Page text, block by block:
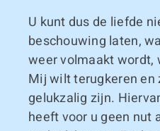
U kunt dus de liefde
beschouwing laten,
weer volmaakt wordt,
Mij wilt terugkeren en
gelukzalig zijn.
heeft voor u geen nut